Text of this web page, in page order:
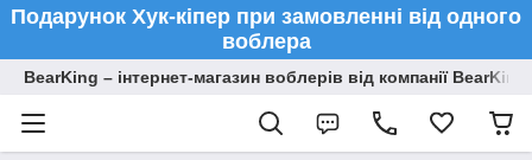
Подарунок Хук-кіпер при замовленні від одного
воблера
BearKing – інтернет-магазин воблерів від компанії BearKing